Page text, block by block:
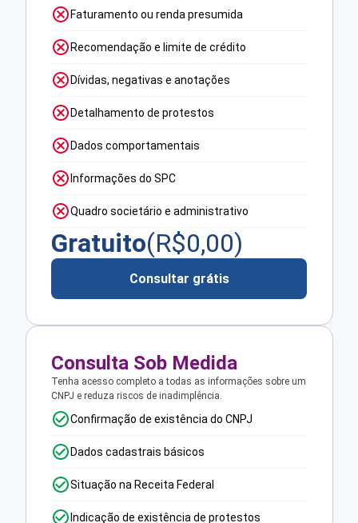
Faturamento ou renda presumida
Recomendação e limite de crédito
Dívidas, negativas e anotações
Detalhamento de protestos
Dados comportamentais
Informações do SPC
Quadro societário e administrativo
Gratuito(R$0,00)
Consultar grátis
Consulta Sob Medida
Tenha acesso completo a todas as informações sobre um
CNPJ e reduza riscos de inadimplência.
Confirmação de existência do CNPJ
Dados cadastrais básicos
Situação na Receita Federal
Indicação de existência de protestos